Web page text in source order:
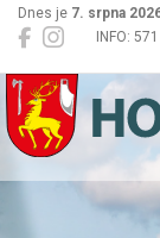
INFO:
Dnes je 7. srpna
Hošťálková